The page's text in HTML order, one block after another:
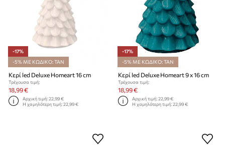
-17%
-5% ΜΕ ΚΩΔΙΚΟ: TAN
Κερί led Deluxe Homeart 16 cm
Τρέχουσα τιμή:
18,99 €
Αρχική τιμή:22,99 €
Η χαμηλότερη τιμή:22,99 €
-17%
-5% ΜΕ ΚΩΔΙΚΟ: TAN
Κερί led Deluxe Homeart 9 x 16 cm
Τρέχουσα τιμή:
18,99 €
Αρχική τιμή:22,99 €
Η χαμηλότερη τιμή:22,99 €